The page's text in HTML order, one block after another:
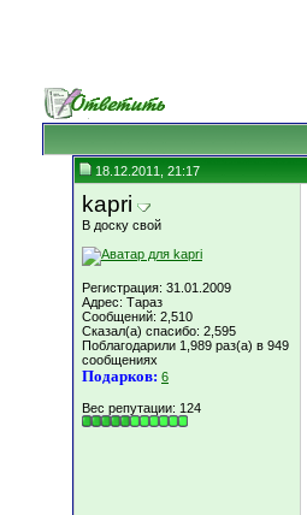
18.12.2011, 21:17
kapri
В доску свой
Регистрация: 31.01.2009
Адрес: Тараз
Сообщений: 2,510
Сказал(а) спасибо: 2,595
Поблагодарили 1,989 раз(а) в 949
сообщениях
Подарков: 6
Вес репутации: 124